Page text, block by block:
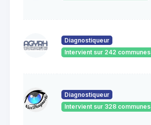
Diagnostiqueur
Intervient sur 242 communes
Diagnostiqueur
Intervient sur 328 communes